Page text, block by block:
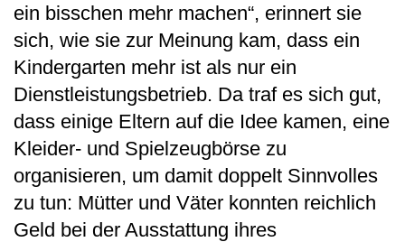
ein bisschen mehr machen“, erinnert sie
sich, wie sie zur Meinung kam, dass ein
Kindergarten mehr ist als nur ein
Dienstleistungsbetrieb. Da traf es sich gut,
dass einige Eltern auf die Idee kamen, eine
Kleider- und Spielzeugbörse zu
organisieren, um damit doppelt Sinnvolles
zu tun: Mütter und Väter konnten reichlich
Geld bei der Ausstattung ihres